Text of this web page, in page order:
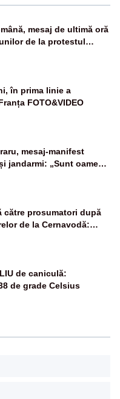
mesaj de ultimă oră
de la protestul
- VIDEO
în prima linie a
FOTO&VIDEO
mesaj-manifest
jandarmi: „Sunt oameni
răufăcători”
către prosumatori după
de la Cernavodă:
de energie
de caniculă:
de grade Celsius